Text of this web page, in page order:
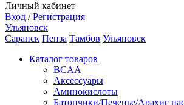
Личный кабинет
Вход / Регистрация
Ульяновск
Саранск Пенза Тамбов Ульяновск
Каталог товаров
BCAA
Аксессуары
Аминокислоты
Батончики/Печенье/Арахис